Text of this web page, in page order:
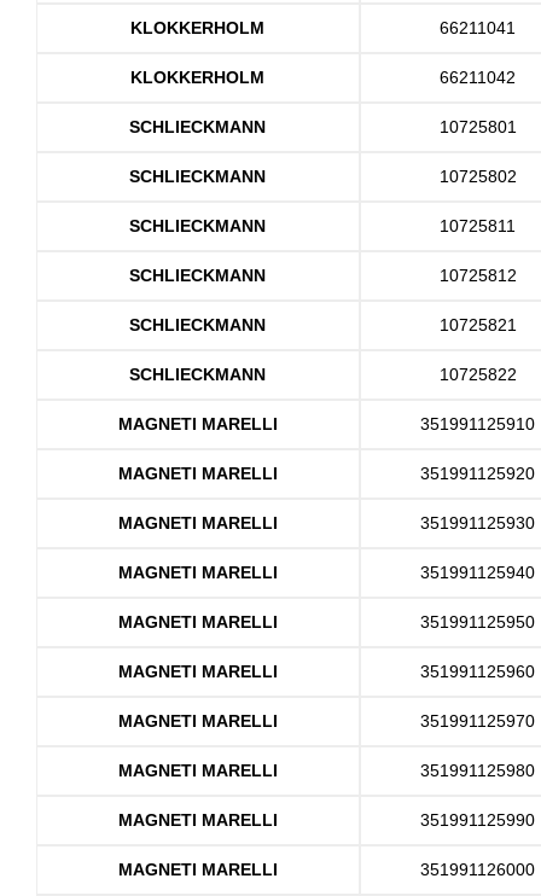
KLOKKERHOLM 66211041
KLOKKERHOLM 66211042
SCHLIECKMANN 10725801
SCHLIECKMANN 10725802
SCHLIECKMANN 10725811
SCHLIECKMANN 10725812
SCHLIECKMANN 10725821
SCHLIECKMANN 10725822
MAGNETI MARELLI 351991125910
MAGNETI MARELLI 351991125920
MAGNETI MARELLI 351991125930
MAGNETI MARELLI 351991125940
MAGNETI MARELLI 351991125950
MAGNETI MARELLI 351991125960
MAGNETI MARELLI 351991125970
MAGNETI MARELLI 351991125980
MAGNETI MARELLI 351991125990
MAGNETI MARELLI 351991126000